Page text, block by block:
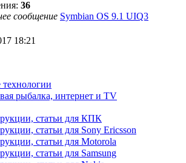
36
сообщение Symbian OS 9.1 UIQ3
18:21
рыбалка, интернет и TV
статьи для КПК
статьи для Sony Ericsson
статьи для Motorola
статьи для Samsung